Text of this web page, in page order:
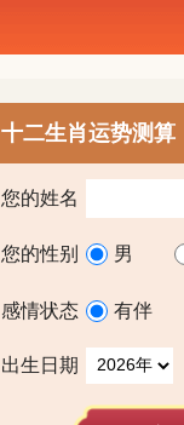
十二生肖运势测算
您的姓名
您的性别 男
感情状态 有伴
出生日期